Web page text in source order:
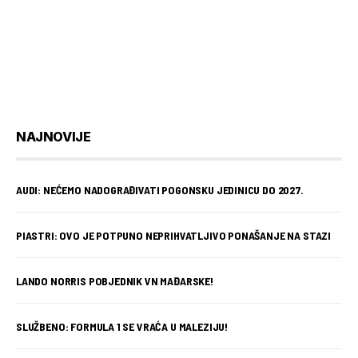
NAJNOVIJE
AUDI: NEĆEMO NADOGRAĐIVATI POGONSKU JEDINICU DO 2027.
PIASTRI: OVO JE POTPUNO NEPRIHVATLJIVO PONAŠANJE NA STAZI
LANDO NORRIS POBJEDNIK VN MAĐARSKE!
SLUŽBENO: FORMULA 1 SE VRAĆA U MALEZIJU!